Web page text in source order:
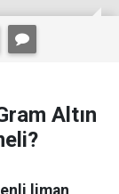
Altın
liman